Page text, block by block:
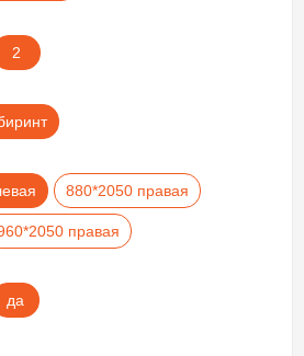
2
880*2050 правая
правая
да